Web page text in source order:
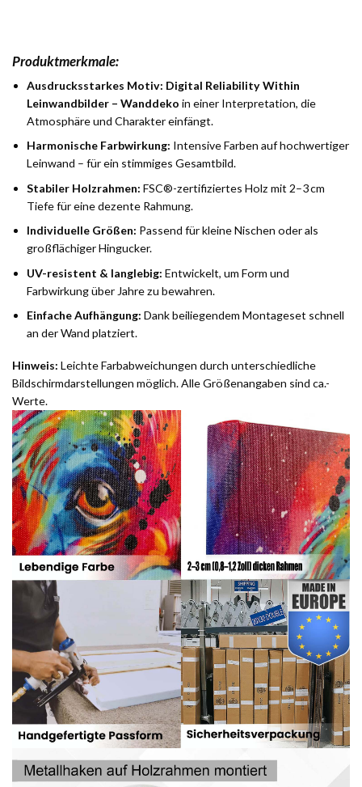
Produktmerkmale:
Ausdrucksstarkes Motiv: Digital Reliability Within
Leinwandbilder – Wanddeko in einer Interpretation, die
Atmosphäre und Charakter einfängt.
Harmonische Farbwirkung: Intensive Farben auf hochwertiger
Leinwand – für ein stimmiges Gesamtbild.
Stabiler Holzrahmen: FSC®-zertifiziertes Holz mit 2–3 cm
Tiefe für eine dezente Rahmung.
Individuelle Größen: Passend für kleine Nischen oder als
großflächiger Hingucker.
UV-resistent & langlebig: Entwickelt, um Form und
Farbwirkung über Jahre zu bewahren.
Einfache Aufhängung: Dank beiliegendem Montageset schnell
an der Wand platziert.
Hinweis: Leichte Farbabweichungen durch unterschiedliche
Bildschirmdarstellungen möglich. Alle Größenangaben sind ca.-
Werte.